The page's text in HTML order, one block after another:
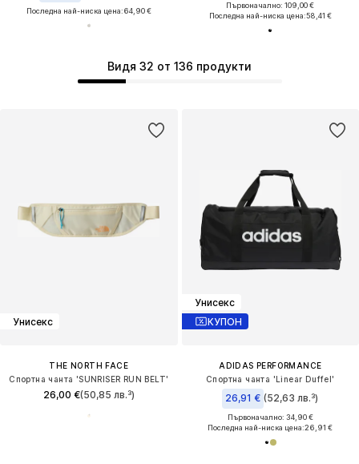
Последна най-ниска цена:64,90 €
Първоначално: 109,00 €
Последна най-ниска цена:58,41 €
Видя 32 от 136 продукти
Унисекс
THE NORTH FACE
Спортна чанта 'SUNRISER RUN BELT'
26,00 €(50,85 лв.³)
Унисекс
КУПОН
ADIDAS PERFORMANCE
Спортна чанта 'Linear Duffel'
26,91 € (52,63 лв.³)
Първоначално: 34,90 €
Последна най-ниска цена:26,91 €